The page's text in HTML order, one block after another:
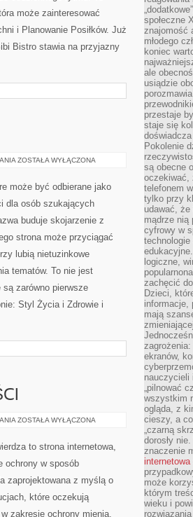
może zainteresować
i Planowanie Posiłków. Już
Bistro stawia na przyjazny
DOM
ZOSTAŁA WYŁĄCZONA
może być odbierane jako
dla osób szukających
buduje skojarzenie z
strona może przyciągać
lubią nietuzinkowe
tematów. To nie jest
zarówno pierwsze
Styl Życia i Zdrowie i
HISTORIA
ZOSTAŁA WYŁĄCZONA
to strona internetowa,
ochrony w sposób
zaprojektowana z myślą o
które oczekują
zakresie ochrony mienia.
społeczne
znajomość
młodego
koniec
ale
usiądzie
przestaje
staje się
Pokolenie
są obecne
oczekiwać,
telefonem
tylko przy
udawać,
mądrze nią
cyfrowy w
technologie
logiczne,
zachęcić
Dzieci,
informacje,
mają
ekranów,
nauczycieli
„pilnować
wszystkim
ogląda, z
cieszy, a
„czarną
dorosły
znaczenie
internetowa
może
którym
wieku i